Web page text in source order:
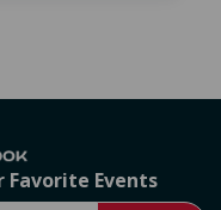
Favorite Events